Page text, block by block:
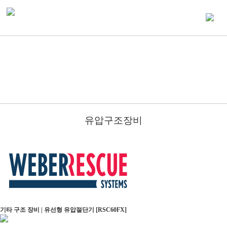
유압구조장비
기타 구조 장비 | 유선형 유압절단기 [RSC60FX]